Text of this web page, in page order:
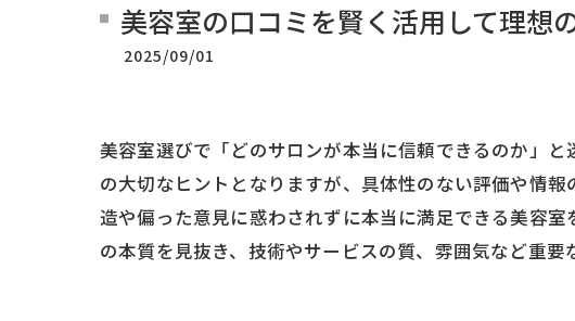
美容室の口コミを賢く活用して理想
2025/09/01
美容室選びで「どのサロンが本当に信頼できるのか」
の大切なヒントとなりますが、具体性のない評価や情
造や偏った意見に惑わされずに本当に満足できる美容
の本質を見抜き、技術やサービスの質、雰囲気など重